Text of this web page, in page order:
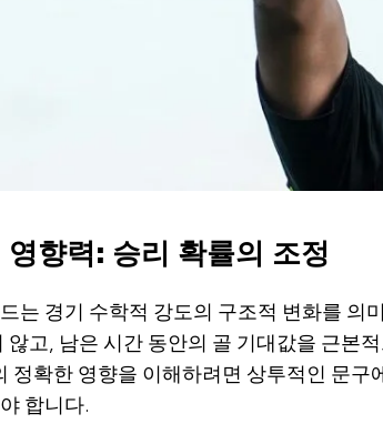
향력: 승리 확률의 조정
는 경기 수학적 강도의 구조적 변화를 의
않고, 남은 시간 동안의 골 기대값을 근본
정확한 영향을 이해하려면 상투적인 문구
합니다.